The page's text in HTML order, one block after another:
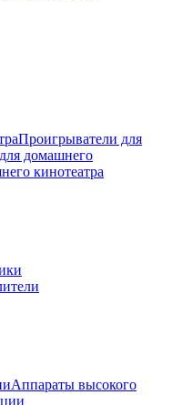
Проигрыватели для
домашнего
кинотеатра
Аппараты высокого